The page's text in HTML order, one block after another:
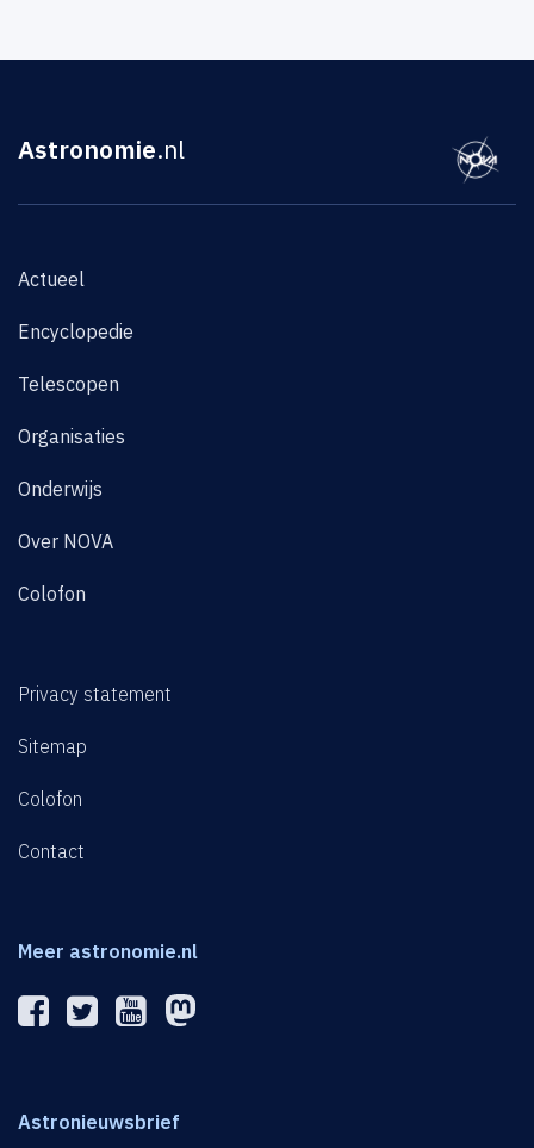
Astronomie.nl
Actueel
Encyclopedie
Telescopen
Organisaties
Onderwijs
Over NOVA
Colofon
Privacy statement
Sitemap
Colofon
Contact
Meer astronomie.nl
Astronieuwsbrief